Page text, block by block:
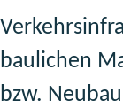
baulichen
bzw.